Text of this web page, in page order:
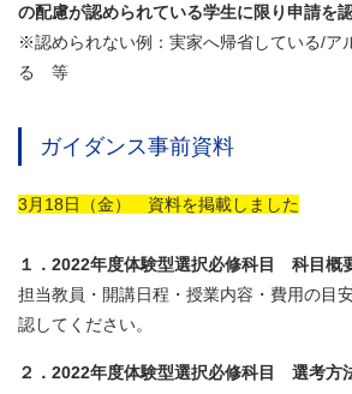
の配慮が認められている学生に限り申請を
※認められない例：実家へ帰省している/ア
る 等
ガイダンス事前資料
3月18日（金） 資料を掲載しました
１．2022年度体験型選択必修科目 科目
担当教員・開講日程・授業内容・費用の目
認してください。
２．2022年度体験型選択必修科目 選考